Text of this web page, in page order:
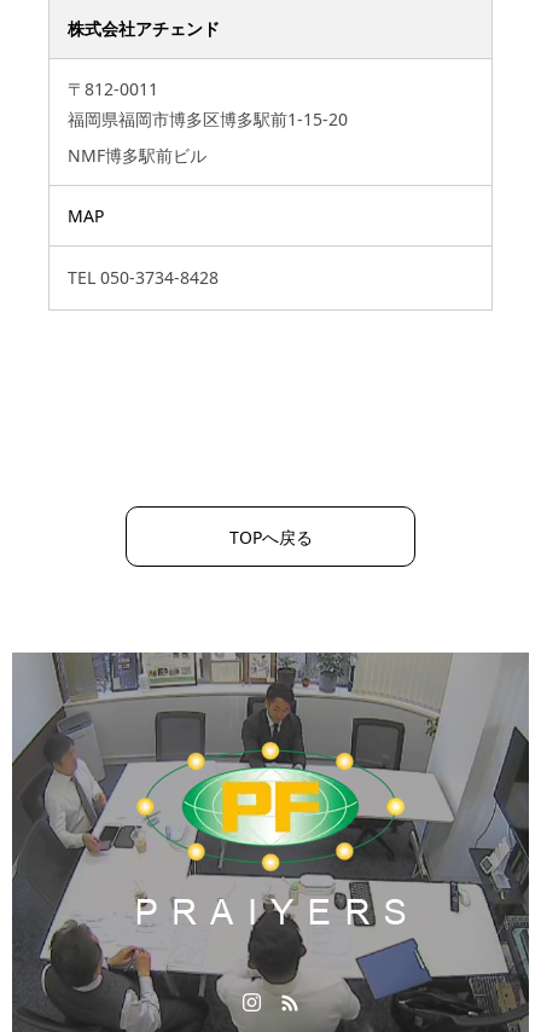
株式会社アチェンド
〒812-0011
福岡県福岡市博多区博多駅前1-15-20
NMF博多駅前ビル
MAP
TEL 050-3734-8428
TOPへ戻る